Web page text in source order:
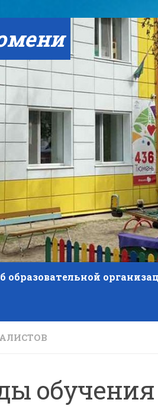
образовательной